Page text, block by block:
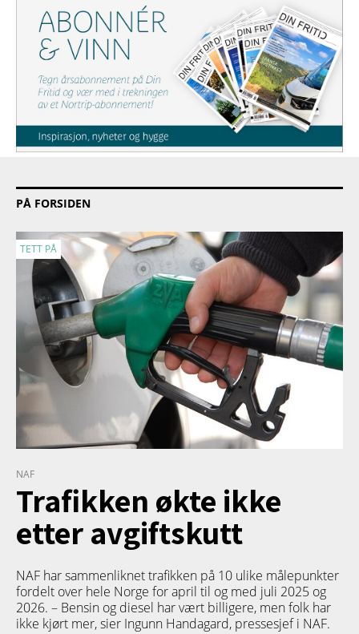
PÅ FORSIDEN
TETT PÅ
NAF
Trafikken økte ikke
etter avgiftskutt
NAF har sammenliknet trafikken på 10 ulike målepunkter
fordelt over hele Norge for april til og med juli 2025 og
2026. – Bensin og diesel har vært billigere, men folk har
ikke kjørt mer, sier Ingunn Handagard, pressesjef i NAF.